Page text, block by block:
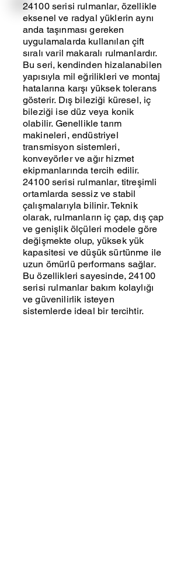
24100 serisi rulmanlar, özellikle
eksenel ve radyal yüklerin aynı
anda taşınması gereken
uygulamalarda kullanılan çift
sıralı varil makaralı rulmanlardır.
Bu seri, kendinden hizalanabilen
yapısıyla mil eğrilikleri ve montaj
hatalarına karşı yüksek tolerans
gösterir. Dış bileziği küresel, iç
bileziği ise düz veya konik
olabilir. Genellikle tarım
makineleri, endüstriyel
transmisyon sistemleri,
konveyörler ve ağır hizmet
ekipmanlarında tercih edilir.
24100 serisi rulmanlar, titreşimli
ortamlarda sessiz ve stabil
çalışmalarıyla bilinir. Teknik
olarak, rulmanların iç çap, dış çap
ve genişlik ölçüleri modele göre
değişmekte olup, yüksek yük
kapasitesi ve düşük sürtünme ile
uzun ömürlü performans sağlar.
Bu özellikleri sayesinde, 24100
serisi rulmanlar bakım kolaylığı
ve güvenilirlik isteyen
sistemlerde ideal bir tercihtir.